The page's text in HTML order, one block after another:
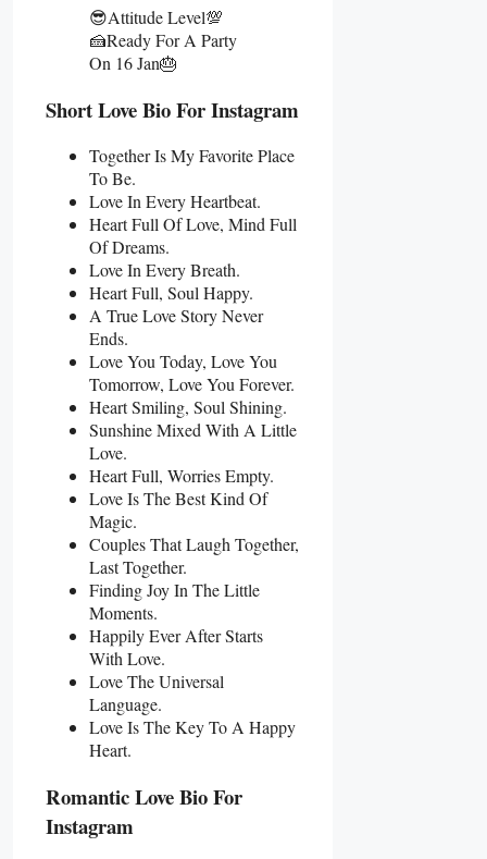
😎Attitude Level💯
🍰Ready For A Party
On 16 Jan🎂
Short Love Bio For Instagram
Together Is My Favorite Place
To Be.
Love In Every Heartbeat.
Heart Full Of Love, Mind Full
Of Dreams.
Love In Every Breath.
Heart Full, Soul Happy.
A True Love Story Never
Ends.
Love You Today, Love You
Tomorrow, Love You Forever.
Heart Smiling, Soul Shining.
Sunshine Mixed With A Little
Love.
Heart Full, Worries Empty.
Love Is The Best Kind Of
Magic.
Couples That Laugh Together,
Last Together.
Finding Joy In The Little
Moments.
Happily Ever After Starts
With Love.
Love The Universal
Language.
Love Is The Key To A Happy
Heart.
Romantic Love Bio For
Instagram